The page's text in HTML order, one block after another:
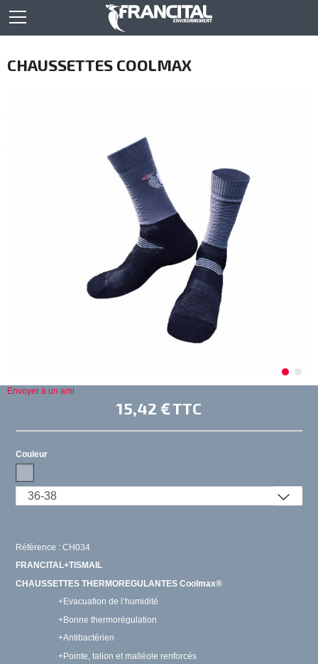
CHAUSSETTES COOLMAX
Envoyer à un ami
15,42 €TTC
Couleur
Référence : CH034
FRANCITAL+TISMAIL
CHAUSSETTES THERMOREGULANTES Coolmax®
+Evacuation de l’humidité
+Bonne thermorégulation
+Antibactérien
+Pointe, talion et malléole renforcés